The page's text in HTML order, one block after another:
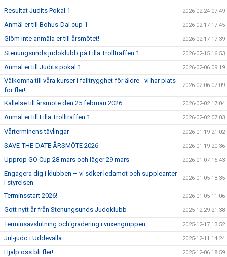
Resultat Judits Pokal 1 2026-02-24 07:49
Anmäl er till Bohus-Dal cup 1 2026-02-17 17:45
Glöm inte anmäla er till årsmötet! 2026-02-17 17:39
Stenungsunds judoklubb på Lilla Trollträffen 1 2026-02-15 16:53
Anmäl er till Judits pokal 1 2026-02-06 09:19
Välkomna till våra kurser i falltrygghet för äldre - vi har plats
för fler!
2026-02-06 07:09
Kallelse till årsmöte den 25 februari 2026 2026-02-02 17:04
Anmäl er till Lilla Trollträffen 1 2026-02-02 07:03
Vårterminens tävlingar 2026-01-19 21:02
SAVE-THE-DATE ÅRSMÖTE 2026 2026-01-19 20:36
Upprop GO Cup 28 mars och läger 29 mars 2026-01-07 15:43
Engagera dig i klubben – vi söker ledamot och suppleanter
i styrelsen
2026-01-05 18:35
Terminsstart 2026! 2026-01-05 11:06
Gott nytt år från Stenungsunds Judoklubb 2025-12-29 21:38
Terminsavslutning och gradering i vuxengruppen 2025-12-17 13:52
Jul-judo i Uddevalla 2025-12-11 14:24
Hjälp oss bli fler! 2025-12-06 18:59